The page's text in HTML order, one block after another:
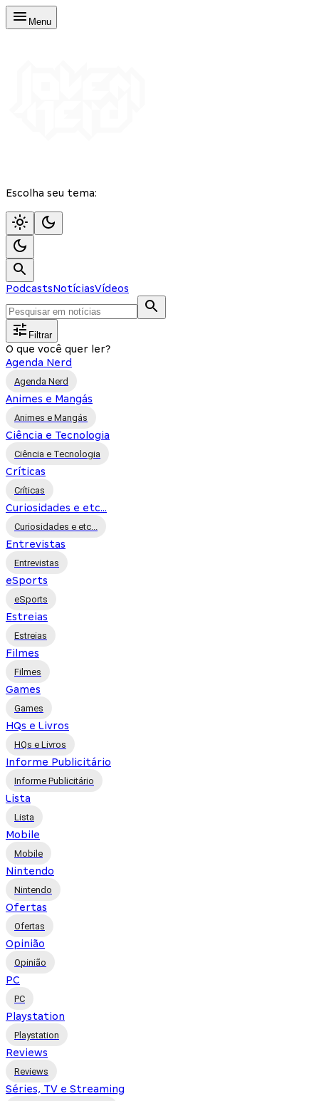
Menu
Escolha seu tema:
PodcastsNotíciasVídeos
Filtrar
O que você quer ler?
Agenda Nerd
Agenda Nerd
Animes e Mangás
Animes e Mangás
Ciência e Tecnologia
Ciência e Tecnologia
Críticas
Críticas
Curiosidades e etc...
Curiosidades e etc...
Entrevistas
Entrevistas
eSports
eSports
Estreias
Estreias
Filmes
Filmes
Games
Games
HQs e Livros
HQs e Livros
Informe Publicitário
Informe Publicitário
Lista
Lista
Mobile
Mobile
Nintendo
Nintendo
Ofertas
Ofertas
Opinião
Opinião
PC
PC
Playstation
Playstation
Reviews
Reviews
Séries, TV e Streaming